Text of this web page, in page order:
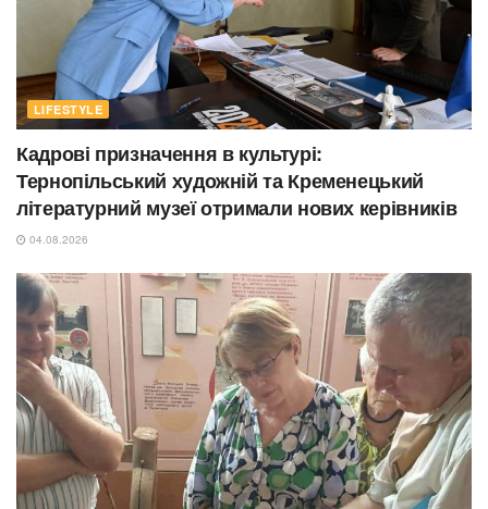
LIFESTYLE
Кадрові призначення в культурі:
Тернопільський художній та Кременецький
літературний музеї отримали нових керівників
04.08.2026